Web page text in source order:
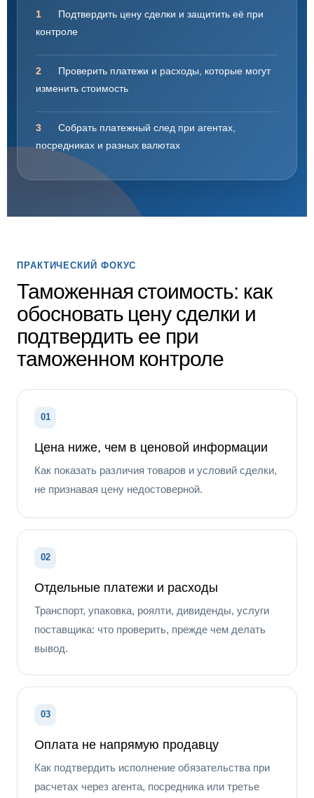
1
Подтвердить цену сделки и защитить её при
контроле
2
Проверить платежи и расходы, которые могут
изменить стоимость
3
Собрать платежный след при агентах,
посредниках и разных валютах
ПРАКТИЧЕСКИЙ ФОКУС
Таможенная стоимость: как
обосновать цену сделки и
подтвердить ее при
таможенном контроле
01
Цена ниже, чем в ценовой информации
Как показать различия товаров и условий сделки,
не признавая цену недостоверной.
02
Отдельные платежи и расходы
Транспорт, упаковка, роялти, дивиденды, услуги
поставщика: что проверить, прежде чем делать
вывод.
03
Оплата не напрямую продавцу
Как подтвердить исполнение обязательства при
расчетах через агента, посредника или третье